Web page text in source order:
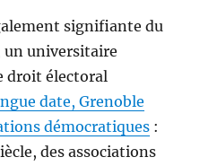
signifiante du
un universitaire
droit électoral
date, Grenoble
démocratiques :
des associations